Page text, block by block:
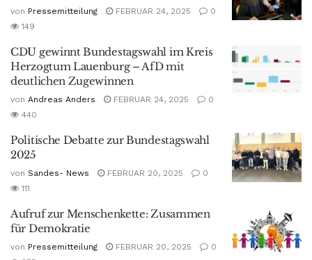
von Pressemitteilung FEBRUAR 24, 2025
0
149
CDU gewinnt Bundestagswahl im Kreis
Herzogtum Lauenburg – AfD mit
deutlichen Zugewinnen
von Andreas Anders FEBRUAR 24, 2025
0
440
Politische Debatte zur Bundestagswahl
2025
von Sandes- News FEBRUAR 20, 2025
0
111
Aufruf zur Menschenkette: Zusammen
für Demokratie
von Pressemitteilung FEBRUAR 20, 2025
0